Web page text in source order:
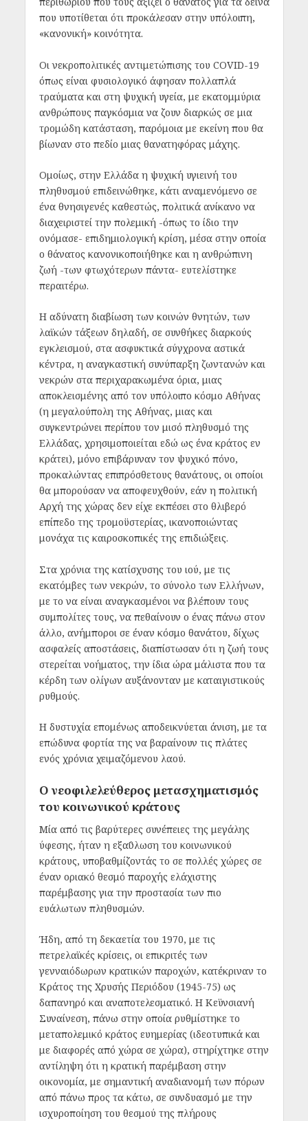
που υποτίθεται ότι προκάλεσαν στην υπόλοιπη,
«κανονική» κοινότητα.
Οι νεκροπολιτικές αντιμετώπισης του COVID-19
όπως είναι φυσιολογικό άφησαν πολλαπλά
τραύματα και στη ψυχική υγεία, με εκατομμύρια
ανθρώπους παγκόσμια να ζουν διαρκώς σε μια
τρομώδη κατάσταση, παρόμοια με εκείνη που θα
βίωναν στο πεδίο μιας θανατηφόρας μάχης.
Ομοίως, στην Ελλάδα η ψυχική υγιεινή του
πληθυσμού επιδεινώθηκε, κάτι αναμενόμενο σε
ένα θνησιγενές καθεστώς, πολιτικά ανίκανο να
διαχειριστεί την πολεμική -όπως το ίδιο την
ονόμασε- επιδημιολογική κρίση, μέσα στην οποία
ο θάνατος κανονικοποιήθηκε και η ανθρώπινη
ζωή -των φτωχότερων πάντα- ευτελίστηκε
περαιτέρω.
Η αδύνατη διαβίωση των κοινών θνητών, των
λαϊκών τάξεων δηλαδή, σε συνθήκες διαρκούς
εγκλεισμού, στα ασφυκτικά σύγχρονα αστικά
κέντρα, η αναγκαστική συνύπαρξη ζωντανών και
νεκρών στα περιχαρακωμένα όρια, μιας
αποκλεισμένης από τον υπόλοιπο κόσμο Αθήνας
(η μεγαλούπολη της Αθήνας, μιας και
συγκεντρώνει περίπου τον μισό πληθυσμό της
Ελλάδας, χρησιμοποιείται εδώ ως ένα κράτος εν
κράτει), μόνο επιβάρυναν τον ψυχικό πόνο,
προκαλώντας επιπρόσθετους θανάτους, οι οποίοι
θα μπορούσαν να αποφευχθούν, εάν η πολιτική
Αρχή της χώρας δεν είχε εκπέσει στο θλιβερό
επίπεδο της τρομοϋστερίας, ικανοποιώντας
μονάχα τις καιροσκοπικές της επιδιώξεις.
Στα χρόνια της κατίσχυσης του ιού, με τις
εκατόμβες των νεκρών, το σύνολο των Ελλήνων,
με το να είναι αναγκασμένοι να βλέπουν τους
συμπολίτες τους, να πεθαίνουν ο ένας πάνω στον
άλλο, ανήμποροι σε έναν κόσμο θανάτου, δίχως
ασφαλείς αποστάσεις, διαπίστωσαν ότι η ζωή τους
στερείται νοήματος, την ίδια ώρα μάλιστα που τα
κέρδη των ολίγων αυξάνονταν με καταιγιστικούς
ρυθμούς.
Η δυστυχία επομένως αποδεικνύεται άνιση, με τα
επώδυνα φορτία της να βαραίνουν τις πλάτες
ενός χρόνια χειμαζόμενου λαού.
Ο νεοφιλελεύθερος μετασχηματισμός
του κοινωνικού κράτους
Μία από τις βαρύτερες συνέπειες της μεγάλης
ύφεσης, ήταν η εξαΰλωση του κοινωνικού
κράτους, υποβαθμίζοντάς το σε πολλές χώρες σε
έναν οριακό θεσμό παροχής ελάχιστης
παρέμβασης για την προστασία των πιο
ευάλωτων πληθυσμών.
Ήδη, από τη δεκαετία του 1970, με τις
πετρελαϊκές κρίσεις, οι επικριτές των
γενναιόδωρων κρατικών παροχών, κατέκριναν το
Κράτος της Χρυσής Περιόδου (1945-75) ως
δαπανηρό και αναποτελεσματικό. Η Κεϋνσιανή
Συναίνεση, πάνω στην οποία ρυθμίστηκε το
μεταπολεμικό κράτος ευημερίας (ιδεοτυπικά και
με διαφορές από χώρα σε χώρα), στηρίχτηκε στην
αντίληψη ότι η κρατική παρέμβαση στην
οικονομία, με σημαντική αναδιανομή των πόρων
από πάνω προς τα κάτω, σε συνδυασμό με την
ισχυροποίηση του θεσμού της πλήρους